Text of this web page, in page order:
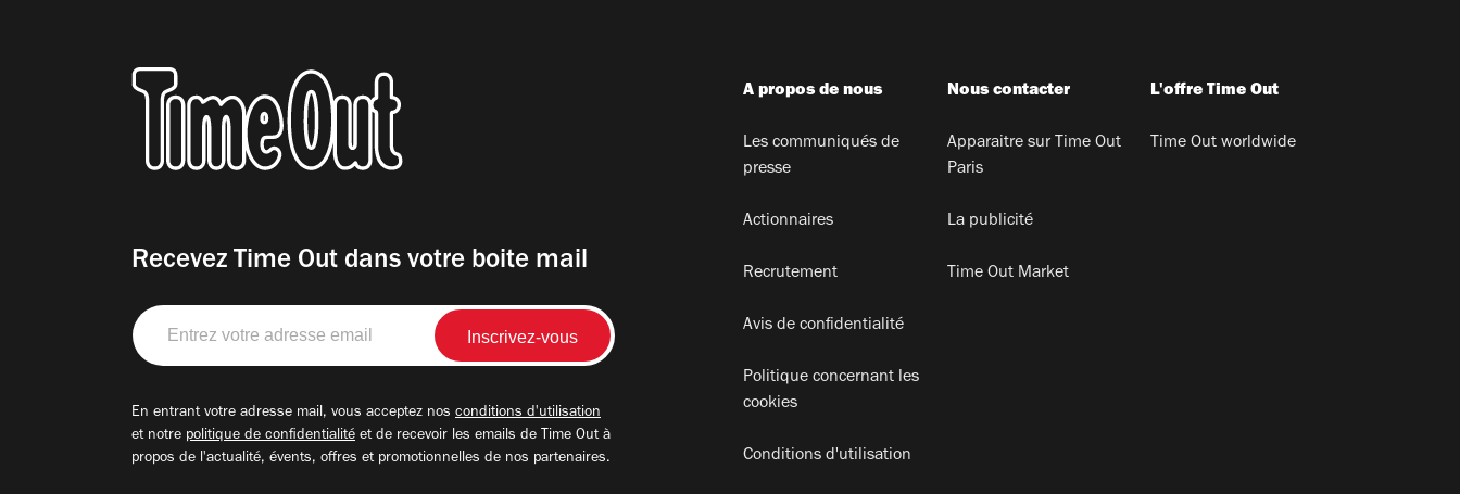
Recevez Time Out dans votre boite mail
Entrez
votre
adresse
En entrant votre adresse mail, vous acceptez nos conditions d'utilisation
et notre politique de confidentialité et de recevoir les emails de Time Out à
propos de l'actualité, évents, offres et promotionnelles de nos partenaires.
A propos de nous
Les communiqués de
presse
Actionnaires
Recrutement
Avis de confidentialité
Politique concernant les
cookies
Conditions d'utilisation
Nous contacter
Apparaitre sur Time Out
Paris
La publicité
Time Out Market
L'offre Time Out
Time Out worldwide